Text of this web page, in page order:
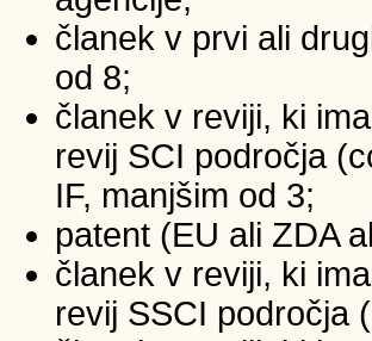
članek v prvi ali
od 8;
članek v reviji, ki
revij SCI področja
IF, manjšim od 3;
patent (EU ali ZDA
članek v reviji, ki
revij SSCI področja